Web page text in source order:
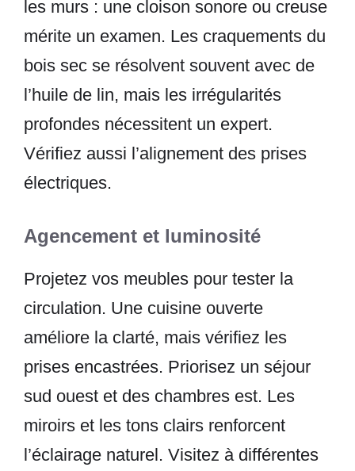
les murs : une cloison sonore ou creuse
mérite un examen. Les craquements du
bois sec se résolvent souvent avec de
l’huile de lin, mais les irrégularités
profondes nécessitent un expert.
Vérifiez aussi l’alignement des prises
électriques.
Agencement et luminosité
Projetez vos meubles pour tester la
circulation. Une cuisine ouverte
améliore la clarté, mais vérifiez les
prises encastrées. Priorisez un séjour
sud ouest et des chambres est. Les
miroirs et les tons clairs renforcent
l’éclairage naturel. Visitez à différentes